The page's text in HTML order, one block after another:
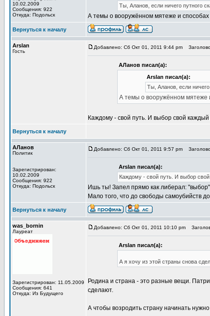
10.02.2009
Сообщения: 922
Откуда: Подольск
Ты, Аланов, если ничего путного
А темы о вооружённом мятеже и способах
Вернуться к началу
Arslan
Гость
Добавлено: Сб Окт 01, 2011 9:44 pm
АЛанов писал(а):
Arslan писал(а):
Ты, Аланов, если
А темы о вооружённом мятеже
Каждому - свой путь. И выбор свой
Вернуться к началу
АЛанов
Политик
Зарегистрирован:
10.02.2009
Сообщения: 922
Откуда: Подольск
Добавлено: Сб Окт 01, 2011 9:57 pm
Arslan писал(а):
Каждому - свой путь. И выбор
Ишь ты! Запел прямо как либерал:
Мало того, что до свободы самоубийств
Вернуться к началу
was_bornin
Лауреат
Зарегистрирован: 11.05.2009
Сообщения: 641
Откуда: Из Будущего
Добавлено: Сб Окт 01, 2011 10:10 pm
Arslan писал(а):
А я хочу из этой страны снова
Родина и страна - это разные вещи.
сделают.
А чтобы возродить страну начинать